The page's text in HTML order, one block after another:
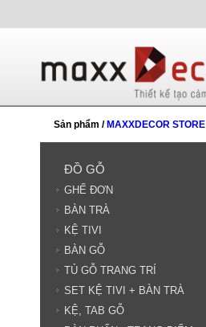
Sản phẩm / MAXXDECOR STORE
ĐỒ GỖ
GHẾ ĐƠN
BÀN TRÀ
KỆ TIVI
BÀN GỖ
TỦ GỖ TRANG TRÍ
SET KỆ TIVI + BÀN TRÀ
KỆ, TAB GỖ